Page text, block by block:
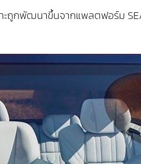
ะถูกพัฒนาขึ้นจากแพลตฟอร์ม